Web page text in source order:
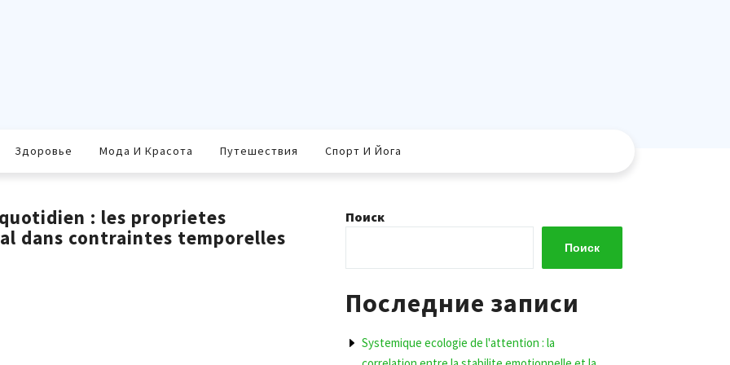
Здоровье Мода И Красота Путешествия Спорт И Йога
: les proprietes
dans contraintes temporelles
Поиск
Поиск
Последние записи
Systemique ecologie de l'attention : la